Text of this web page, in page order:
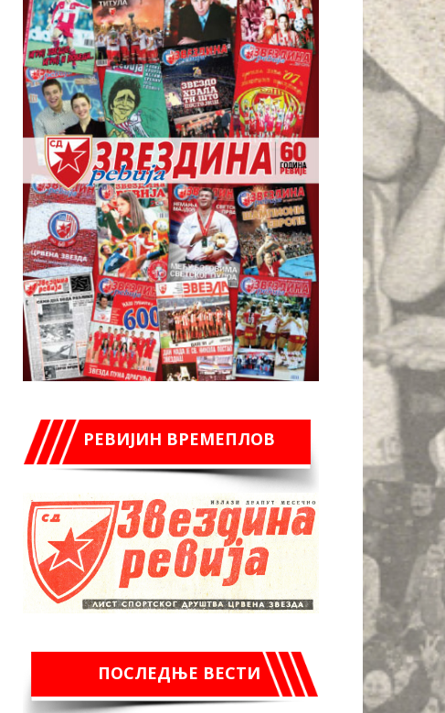
РЕВИЈИН ВРЕМЕПЛОВ
ПОСЛЕДЊЕ ВЕСТИ